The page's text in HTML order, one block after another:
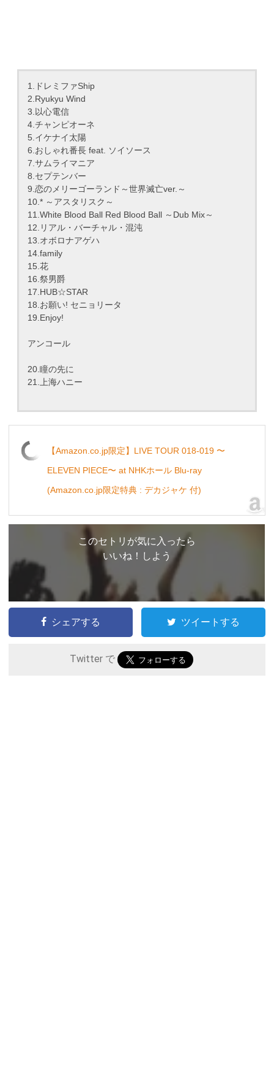
1.ドレミファShip
2.Ryukyu Wind
3.以心電信
4.チャンピオーネ
5.イケナイ太陽
6.おしゃれ番長 feat. ソイソース
7.サムライマニア
8.セプテンバー
9.恋のメリーゴーランド～世界滅亡ver.～
10.* ～アスタリスク～
11.White Blood Ball Red Blood Ball ～Dub Mix～
12.リアル・バーチャル・混沌
13.オボロナアゲハ
14.family
15.花
16.祭男爵
17.HUB☆STAR
18.お願い! セニョリータ
19.Enjoy!
アンコール
20.瞳の先に
21.上海ハニー
【Amazon.co.jp限定】LIVE TOUR 018-019 〜
ELEVEN PIECE〜 at NHKホール Blu-ray
(Amazon.co.jp限定特典 : デカジャケ 付)
このセトリが気に入ったら
いいね！しよう
シェアする ツイートする
Twitter で